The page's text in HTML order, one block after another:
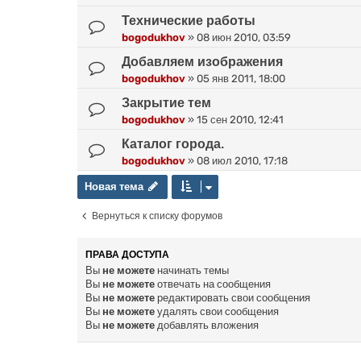
Технические работы
bogodukhov » 08 июн 2010, 03:59
Добавляем изображения
bogodukhov » 05 янв 2011, 18:00
Закрытие тем
bogodukhov » 15 сен 2010, 12:41
Каталог города.
bogodukhov » 08 июл 2010, 17:18
Новая тема
Новая тема
Вернуться к списку форумов
ПРАВА ДОСТУПА
Вы не можете начинать темы
Вы не можете отвечать на сообщения
Вы не можете редактировать свои сообщения
Вы не можете удалять свои сообщения
Вы не можете добавлять вложения